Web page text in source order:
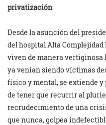
privatización
Desde la asunción del
del hospital Alta
viven de manera vertiginosa
ya venían siendo víctimas
físico y mental, se extiende
de tener que recurrir al
recrudecimiento de una
que nunca, golpea